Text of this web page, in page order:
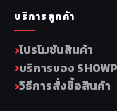
บริการลูกค้า
โปรโมชันสินค้า
บริการของ
วิธีการสั่งซื้อสินค้า